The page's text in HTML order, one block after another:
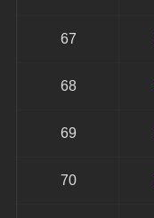
67
68
69
70